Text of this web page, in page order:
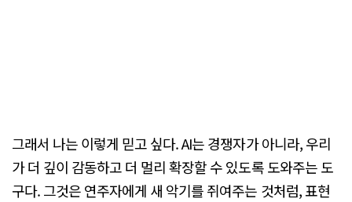
그래서 나는 이렇게 믿고 싶다. AI는 경쟁자가 아니라, 우리
가 더 깊이 감동하고 더 멀리 확장할 수 있도록 도와주는 도
구다. 그것은 연주자에게 새 악기를 쥐여주는 것처럼, 표현